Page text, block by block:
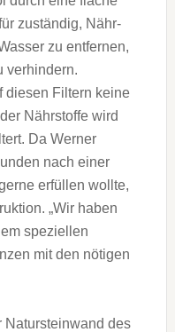
zuständig, Nähr-
zu entfernen,
verhindern.
diesen Filtern keine
Nährstoffe wird
Da Werner
nach einer
erfüllen wollte,
„Wir haben
speziellen
mit den nötigen
Natursteinwand des